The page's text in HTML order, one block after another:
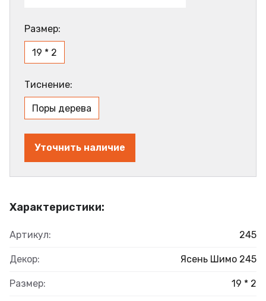
Характеристики:
Артикул: 245
Декор: Ясень Шимо 245
Размер: 19 * 2
Размер:
19 * 2
Тиснение:
Поры дерева
Уточнить наличие